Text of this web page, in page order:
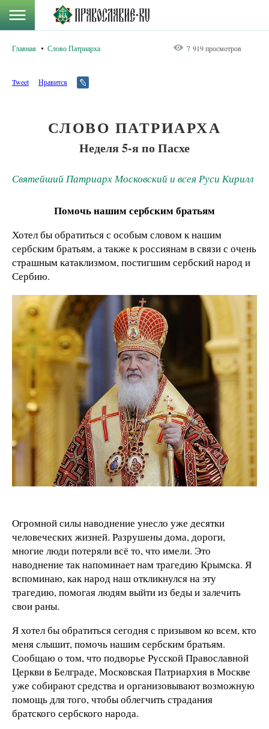
Главная Слово Патриарха 7 919 просмотров
Tweet Нравится
СЛОВО ПАТРИАРХА
Неделя 5-я по Пасхе
Святейший Патриарх Московский и всея Руси Кирилл
Помочь нашим сербским братьям
Хотел бы обратиться с особым словом к нашим
сербским братьям, а также к россиянам в связи с очень
страшным катаклизмом, постигшим сербский народ и
Сербию.
Огромной силы наводнение унесло уже десятки
человеческих жизней. Разрушены дома, дороги,
многие люди потеряли всё то, что имели. Это
наводнение так напоминает нам трагедию Крымска. Я
вспоминаю, как народ наш откликнулся на эту
трагедию, помогая людям выйти из беды и залечить
свои раны.
Я хотел бы обратиться сегодня с призывом ко всем, кто
меня слышит, помочь нашим сербским братьям.
Сообщаю о том, что подворье Русской Православной
Церкви в Белграде, Московская Патриархия в Москве
уже собирают средства и организовывают возможную
помощь для того, чтобы облегчить страдания
братского сербского народа.